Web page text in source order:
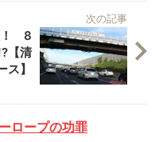
次の記事
！ 8
【清
】
ロープの功罪